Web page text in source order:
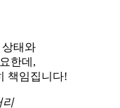
상태와
한데,
책임집니다!
리